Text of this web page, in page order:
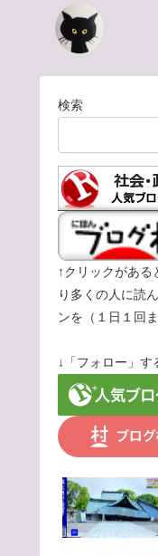
検索
↑クリックがある
り多くの人に読
ンを（１日１回
↓「フォロー」す